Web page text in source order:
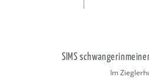
SIMS
Im